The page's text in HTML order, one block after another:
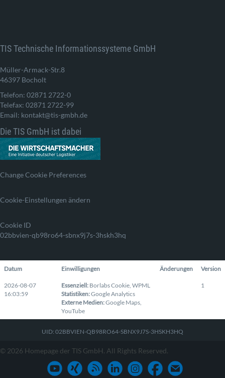
TIS Technische Informationssysteme GmbH
Müller-Armack-Str.8
46397 Bocholt
Telefon: 02871 2722-0
Telefax: 02871 2722-99
Email: kontakt@tis-gmbh.de
Die TIS GmbH ist dabei
Change Cookie Preferences
Cookie-Einstellungen ändern
Cookie ID
02bbvien-qb98ro64-sbnx9j7s-3hskh3hq
Datum Einwilligungen Änderungen Version
2026-08-07
16:03:59
Essenziell: Borlabs Cookie WPML
Statistiken:Google Analytics
Externe Medien:Google Maps
YouTube
1
UID: 02BBVIEN-QB98RO64-SBNX9J7S-3HSKH3HQ
© 2026 Homepage der TIS GmbH. All Rights Reserved.